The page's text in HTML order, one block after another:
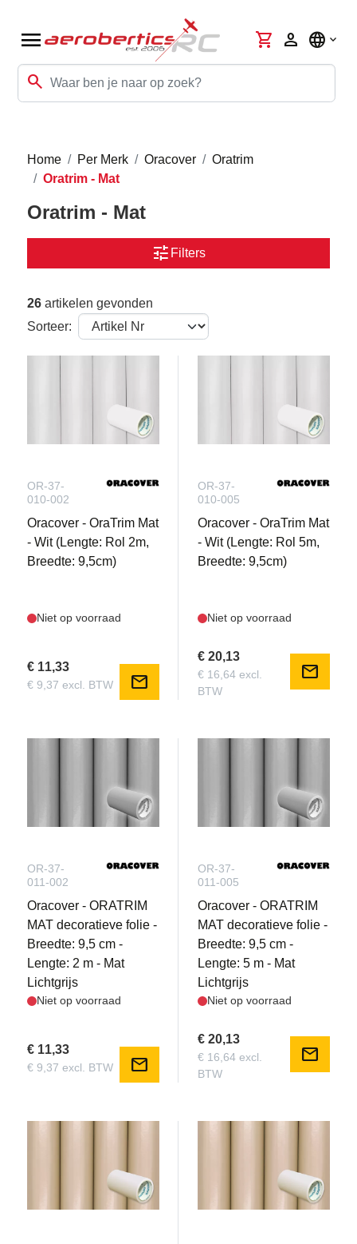
menu
search
shopping_cart person language
Home Per Merk Oracover
Oratrim
Oratrim - Mat
Oratrim - Mat
tune Filters
26 artikelen gevonden
Sorteer:
OR-37-
010-002
Oracover - OraTrim Mat
- Wit (Lengte: Rol 2m,
Breedte: 9,5cm)
Niet op voorraad
€ 11,33
€ 9,37 excl. BTW mail
OR-37-
010-005
Oracover - OraTrim Mat
- Wit (Lengte: Rol 5m,
Breedte: 9,5cm)
Niet op voorraad
€ 20,13
€ 16,64 excl.
BTW
mail
OR-37-
011-002
Oracover - ORATRIM
MAT decoratieve folie -
Breedte: 9,5 cm -
Lengte: 2 m - Mat
Lichtgrijs
Niet op voorraad
€ 11,33
€ 9,37 excl. BTW mail
OR-37-
011-005
Oracover - ORATRIM
MAT decoratieve folie -
Breedte: 9,5 cm -
Lengte: 5 m - Mat
Lichtgrijs
Niet op voorraad
€ 20,13
€ 16,64 excl.
BTW
mail